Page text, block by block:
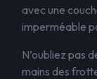
avec une
imperméable
N’oubliez pas
mains des